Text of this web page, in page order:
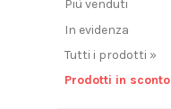
Più venduti
In evidenza
Tutti i prodotti »
Prodotti in sconto